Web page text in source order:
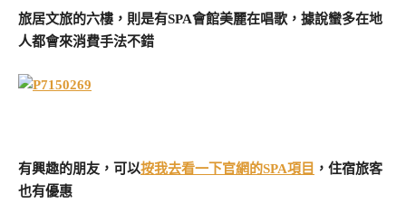
旅居文旅的六樓，則是有SPA會館美麗在唱歌，據說蠻多在地
人都會來消費手法不錯
有興趣的朋友，可以按我去看一下官網的SPA項目 ，住宿旅客
也有優惠